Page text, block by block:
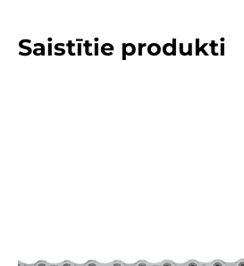
Saistītie produkti